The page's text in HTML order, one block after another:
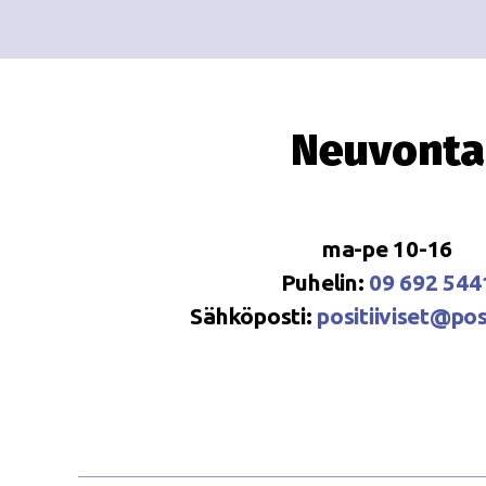
Neuvonta
ma-pe 10-16
Puhelin: 09 692
Sähköposti: